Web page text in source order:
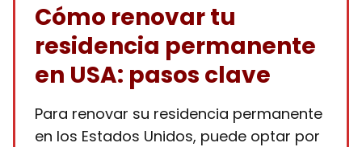
Cómo renovar tu
residencia permanente
en USA: pasos clave
Para renovar su residencia permanente
en los Estados Unidos, puede optar por